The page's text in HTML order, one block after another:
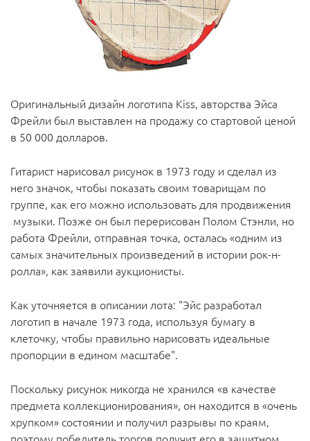
Оригинальный дизайн логотипа Kiss, авторства Эйса
Фрейли был выставлен на продажу со стартовой ценой
в 50 000 долларов.
Гитарист нарисовал рисунок в 1973 году и сделал из
него значок, чтобы показать своим товарищам по
группе, как его можно использовать для продвижения
музыки. Позже он был перерисован Полом Стэнли, но
работа Фрейли, отправная точка, осталась «одним из
самых значительных произведений в истории рок-н-
ролла», как заявили аукционисты.
Как уточняется в описании лота: "Эйс разработал
логотип в начале 1973 года, используя бумагу в
клеточку, чтобы правильно нарисовать идеальные
пропорции в едином масштабе".
Поскольку рисунок никогда не хранился «в качестве
предмета коллекционирования», он находится в «очень
хрупком» состоянии и получил разрывы по краям,